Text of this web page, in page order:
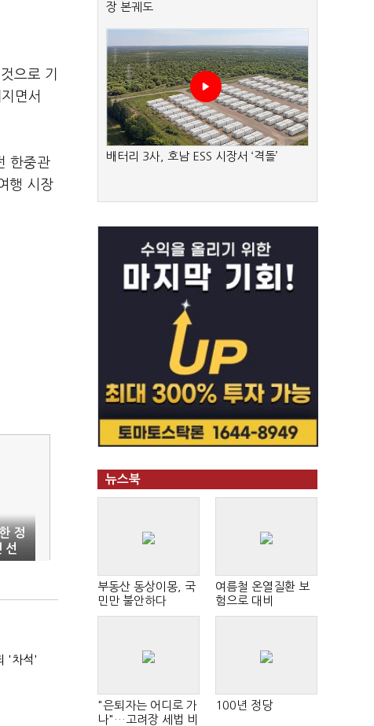
으로 기
면서
한중관
행 시장
정
선
'차석'
장 본궤도
배터리 3사, 호남 ESS 시장서 ‘격돌’
뉴스북
부동산 동상이몽, 국
민만 불안하다
여름철 온열질환 보
험으로 대비
"은퇴자는 어디로 가
나"…고려장 세법 비
100년 정당